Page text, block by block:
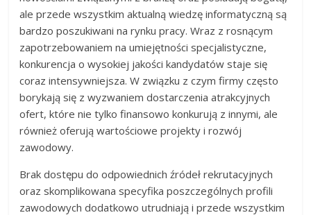
ale przede wszystkim aktualną wiedzę informatyczną są
bardzo poszukiwani na rynku pracy. Wraz z rosnącym
zapotrzebowaniem na umiejętności specjalistyczne,
konkurencja o wysokiej jakości kandydatów staje się
coraz intensywniejsza. W związku z czym firmy często
borykają się z wyzwaniem dostarczenia atrakcyjnych
ofert, które nie tylko finansowo konkurują z innymi, ale
również oferują wartościowe projekty i rozwój
zawodowy.
Brak dostępu do odpowiednich źródeł rekrutacyjnych
oraz skomplikowana specyfika poszczególnych profili
zawodowych dodatkowo utrudniają i przede wszystkim